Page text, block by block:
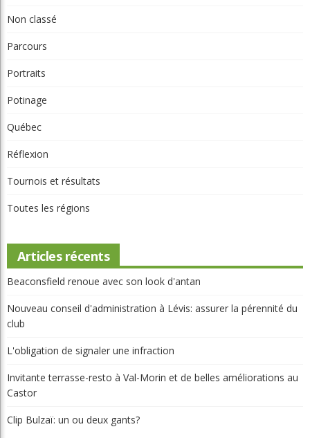
Non classé
Parcours
Portraits
Potinage
Québec
Réflexion
Tournois et résultats
Toutes les régions
Articles récents
Beaconsfield renoue avec son look d'antan
Nouveau conseil d'administration à Lévis: assurer la pérennité du
club
L'obligation de signaler une infraction
Invitante terrasse-resto à Val-Morin et de belles améliorations au
Castor
Clip Bulzaï: un ou deux gants?